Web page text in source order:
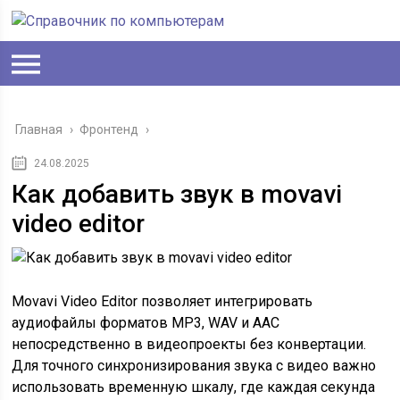
Главная › Фронтенд ›
24.08.2025
Как добавить звук в movavi
video editor
Movavi Video Editor позволяет интегрировать
аудиофайлы форматов MP3, WAV и AAC
непосредственно в видеопроекты без конвертации.
Для точного синхронизирования звука с видео важно
использовать временную шкалу, где каждая секунда